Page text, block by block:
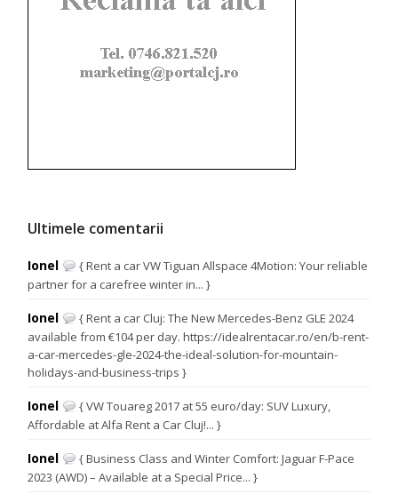
Ultimele comentarii
Ionel
{ Rent a car VW Tiguan Allspace 4Motion: Your reliable
partner for a carefree winter in... }
Ionel
{ Rent a car Cluj: The New Mercedes-Benz GLE 2024
available from €104 per day. https://idealrentacar.ro/en/b-rent-
a-car-mercedes-gle-2024-the-ideal-solution-for-mountain-
holidays-and-business-trips }
Ionel
{ VW Touareg 2017 at 55 euro/day: SUV Luxury,
Affordable at Alfa Rent a Car Cluj!... }
Ionel
{ Business Class and Winter Comfort: Jaguar F-Pace
2023 (AWD) – Available at a Special Price... }